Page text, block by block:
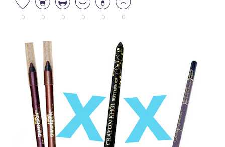
0 0 0 0 0 0